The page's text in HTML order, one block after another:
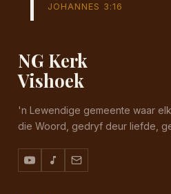
JOHANNES 3:16
NG Kerk
Vishoek
'n Lewendige gemeente waar
die Woord, gedryf deur liefde,